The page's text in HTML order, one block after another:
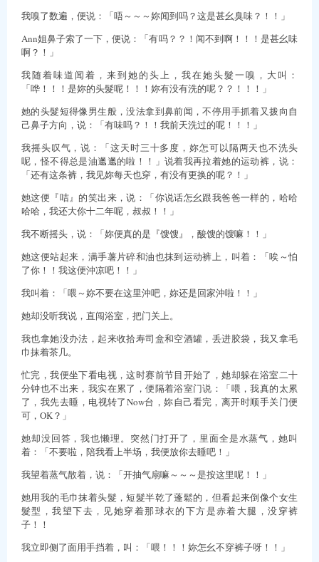
我嗅了数遍，便说：「唔～～～妳闻到吗？这是甚幺臭味？！！」
Ann姐鼻子索了一下，便说：「有吗？？！闻不到啊！！！是甚幺味
啊？！」
我随着味道闻着，来到她的头上，我在她头髮一嗅，大叫：
「哗！！！是妳的头髮呢！！！妳有没有洗的呢？？！！！」
她的头髮短得像男生般，没法拿到鼻前闻，不停用手抓着又拨向自
己鼻子方向，说：「有味吗？！！我前天洗过的呢！！！」
我摇头叹气，说：「这天时三十多度，妳怎可以隔两天也不洗头
呢，怪不得总是油邋邋的啦！！」说着我再拉着她的运动裤，说：
「还有这条裤，我见妳每天也穿，有没有更换的呢？！」
她这便『咭』的笑出来，说：「你说话怎幺跟我爸爸一样的，哈哈
哈哈，我还大你十二年呢，叔叔！！」
我不断摇头，说：「妳便真的是『馊馊』，酸馊的馊嘛！！」
她这便站起来，满手薯片碎和油也抹到运动裤上，叫着：「唉～怕
了你！！我这便沖凉吧！！」
我叫着：「喂～妳不要在这里沖吧，妳还是回家沖啦！！」
她却没听我说，直闯浴室，把门关上。
我也拿她没办法，起来收拾寿司盒和空酒罐，丢进胶袋，我又拿毛
巾抹着茶几。
忙完，我便坐下看电视，这时赛前节目开始了，她却躲在浴室二十
分钟也不出来，我实在累了，便隔着浴室门说：「喂，我真的太累
了，我先去睡，电视转了Now台，妳自己看完，离开时顺手关门便
可，OK？」
她却没回答，我也懒理。突然门打开了，里面全是水蒸气，她叫
着：「不要啦，陪我看上半场，我便放你去睡吧！」
我望着蒸气散着，说：「开抽气扇嘛～～～是按这里呢！！」
她用我的毛巾抹着头髮，短髮半乾了蓬鬆的，但看起来倒像个女生
髮型，我望下去，见她穿着那球衣的下方是赤着大腿，没穿裤
子！！
我立即侧了面用手挡着，叫：「喂！！！妳怎幺不穿裤子呀！！」